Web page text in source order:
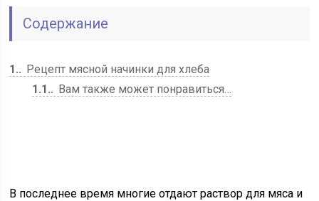
Содержание
1.
Рецепт мясной начинки для хлеба
1.1.
Вам также может понравиться…
В последнее время многие отдают раствор для мяса и